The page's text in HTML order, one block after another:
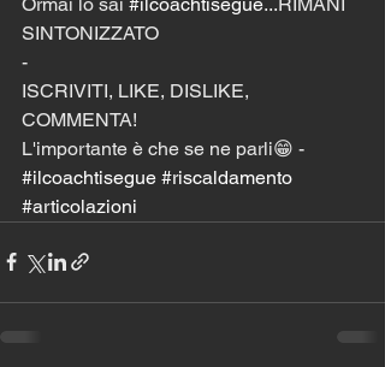
SINTONIZZATO
-
ISCRIVITI, LIKE, DISLIKE,
COMMENTA!
L'importante è che se ne parli😁 -
#ilcoachtisegue #riscaldamento
#articolazioni